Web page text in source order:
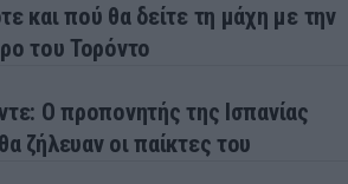
και πού θα δείτε τη μάχη με την
του Τορόντο
Ο προπονητής της Ισπανίας
ζήλευαν οι παίκτες του